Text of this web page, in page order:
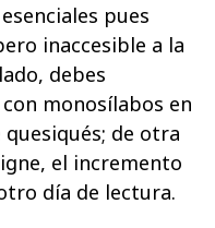
pues
inaccesible a la
debes
monosílabos en
de otra
el incremento
día de lectura.